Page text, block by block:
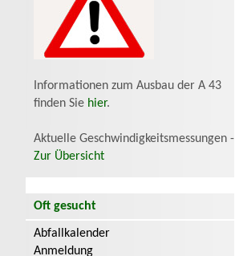
Informationen zum Ausbau der A 43
finden Sie hier.
Aktuelle Geschwindigkeitsmessungen -
Zur Übersicht
Oft gesucht
Abfallkalender
Anmeldung